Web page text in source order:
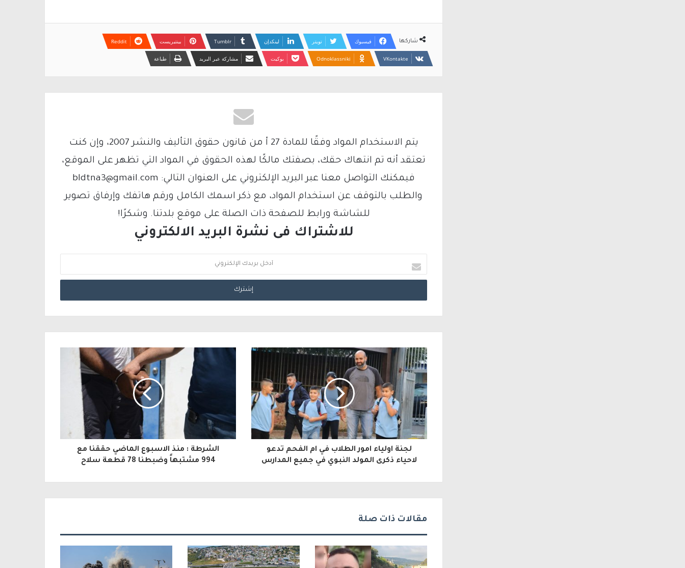
شاركها فيسبوك تويتر لينكدإن بينتيريست
Odnoklassniki بوكيت مشاركة عبر البريد طباعة
يتم الاستخدام المواد وفقًا للمادة 27 أ من قانون حقوق التأليف والنشر 2007، وإن كنت
تعتقد أنه تم انتهاك حقك، بصفتك مالكًا لهذه الحقوق في المواد التي تظهر على الموقع،
فيمكنك التواصل معنا عبر البريد الإلكتروني على العنوان التالي: bldtna3@gmail.com
والطلب بالتوقف عن استخدام المواد، مع ذكر اسمك الكامل ورقم هاتفك وإرفاق تصوير
للشاشة ورابط للصفحة ذات الصلة على موقع بلدتنا. وشكرًا!
للاشتراك فى نشرة البريد الالكتروني
د
خ
ل
ب
ر
ي
د
ك
ا
ل
و
ن
لجنة اولياء امور الطلاب في ام الفحم تدعو
لاحياء ذكرى المولد النبوي في جميع المدارس
الشرطة : منذ الاسبوع الماضي حققنا مع
994 مشتبهاً وضبطنا 78 قطعة سلاح
مقالات ذات صلة